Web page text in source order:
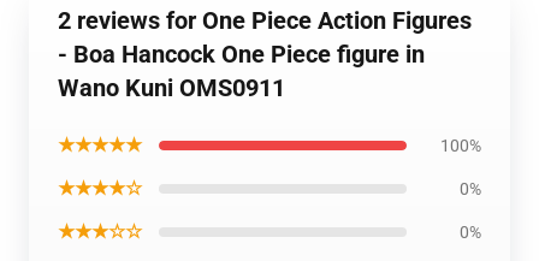
2 reviews for One Piece Action Figures
- Boa Hancock One Piece figure in
Wano Kuni OMS0911
★★★★★ 100%
★★★★☆ 0%
★★★☆☆ 0%